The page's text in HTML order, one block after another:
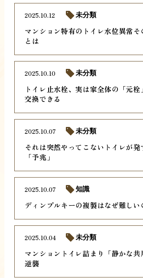
マンション特有のトイレ水位異常そ
とは
2025.10.12 未分類
トイレ止水栓、実は家全体の「元栓
交換できる
2025.10.10 未分類
それは突然やってこないトイレが発
「予兆」
2025.10.07 未分類
ディンプルキーの複製はなぜ難しい
2025.10.07 知識
マンショントイレ詰まり「静かな共
逆襲
2025.10.04 未分類